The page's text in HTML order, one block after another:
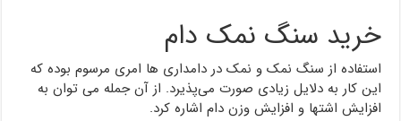
خرید سنگ نمک دام
استفاده از سنگ نمک و نمک در دامداری ها امری مرسوم بوده که
این کار به دلایل زیادی صورت می‌پذیرد. از آن جمله می توان به
افزایش اشتها و افزایش وزن دام اشاره کرد.